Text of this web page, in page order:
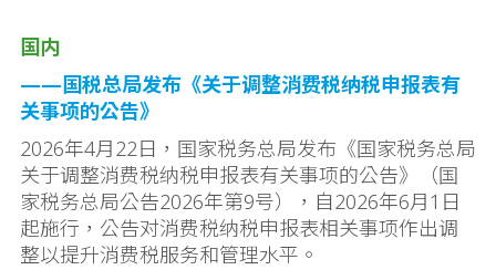
国内
——国税总局发布《关于调整消费税纳税申报表有
关事项的公告》
2026年4月22日，国家税务总局发布《国家税务总局
关于调整消费税纳税申报表有关事项的公告》（国
家税务总局公告2026年第9号），自2026年6月1日
起施行，公告对消费税纳税申报表相关事项作出调
整以提升消费税服务和管理水平。